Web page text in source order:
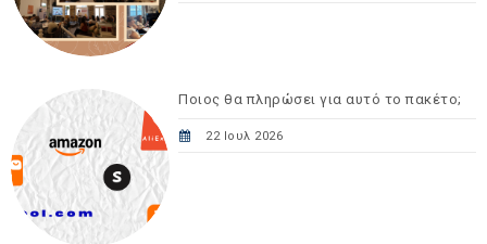
Ποιος θα πληρώσει για αυτό το πακέτο;
22 Ιουλ 2026